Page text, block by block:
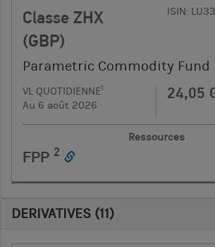
Classe ZHX
(GBP)
ISIN:
Parametric Commodity Fund
VL QUOTIDIENNE1
Au 6 août 2026
24,05
Ressources
FPP 2
DERIVATIVES (11)